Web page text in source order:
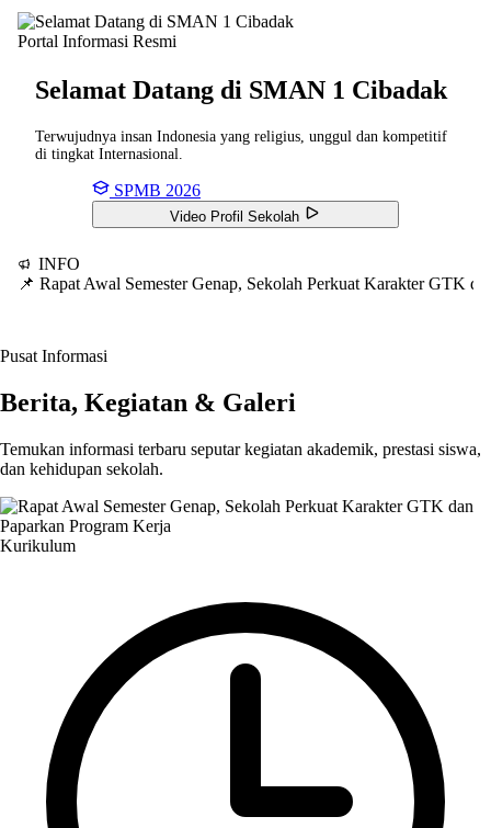
Portal Informasi Resmi
Selamat Datang di SMAN 1 Cibadak
Terwujudnya insan Indonesia yang religius, unggul dan kompetitif
di tingkat Internasional.
SPMB 2026
Video Profil Sekolah
INFO
📌 Rapat Awal Semester Genap, Sekolah Perkuat Karakter GTK
Pusat Informasi
Berita, Kegiatan & Galeri
Temukan informasi terbaru seputar kegiatan akademik, prestasi siswa,
dan kehidupan sekolah.
Kurikulum